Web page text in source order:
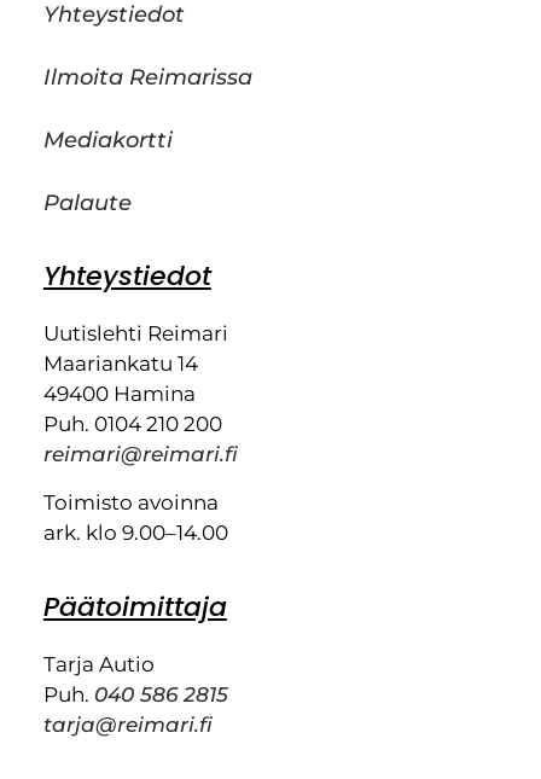
Yhteystiedot
Ilmoita Reimarissa
Mediakortti
Palaute
Yhteystiedot
Uutislehti Reimari
Maariankatu 14
49400 Hamina
Puh. 0104 210 200
reimari@reimari.fi
Toimisto avoinna
ark. klo 9.00–14.00
Päätoimittaja
Tarja Autio
Puh. 040 586 2815
tarja@reimari.fi